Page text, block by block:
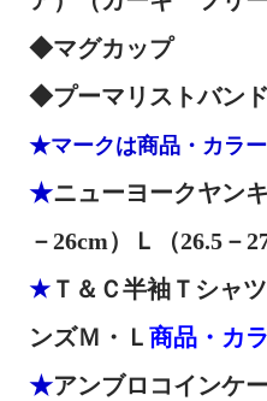
◆マグカップ
◆プーマリストバンド
★マークは商品・カラ
★ニューヨークヤン
－26cm）Ｌ（26.5－
★ Ｔ＆Ｃ半袖Ｔシャ
ンズＭ・Ｌ 商品・カ
★アンブロコインケ